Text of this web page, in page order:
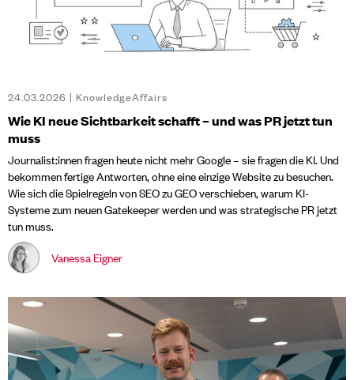
24.03.2026 | KnowledgeAffairs
Wie KI neue Sichtbarkeit schafft – und was PR jetzt tun
muss
Journalist:innen fragen heute nicht mehr Google – sie fragen die KI. Und
bekommen fertige Antworten, ohne eine einzige Website zu besuchen.
Wie sich die Spielregeln von SEO zu GEO verschieben, warum KI-
Systeme zum neuen Gatekeeper werden und was strategische PR jetzt
tun muss.
Vanessa Eigner